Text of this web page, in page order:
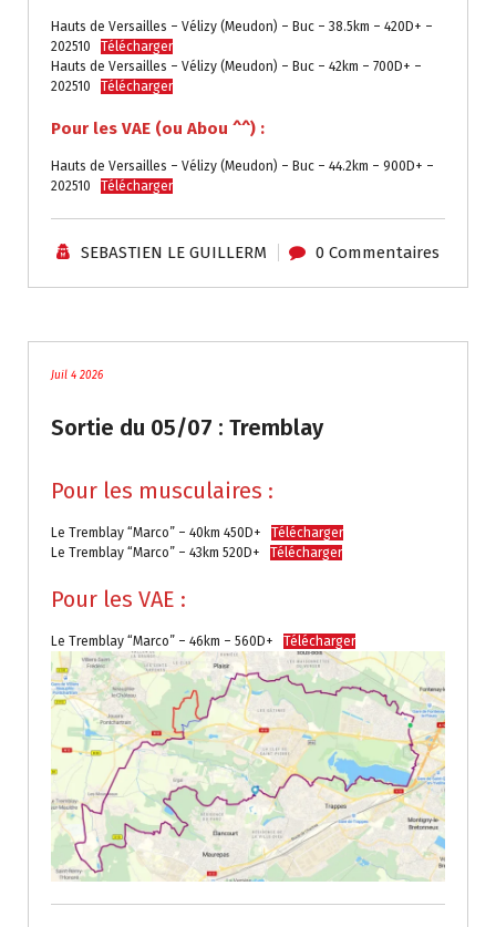
Hauts de Versailles – Vélizy (Meudon) – Buc – 38.5km – 420D+ –
202510
Télécharger
Hauts de Versailles – Vélizy (Meudon) – Buc – 42km – 700D+ –
202510
Télécharger
Pour les VAE (ou Abou ^^) :
Hauts de Versailles – Vélizy (Meudon) – Buc – 44.2km – 900D+ –
202510
Télécharger
SEBASTIEN LE GUILLERM 0 Commentaires
Juil 4 2026
Sortie du 05/07 : Tremblay
Pour les musculaires :
Le Tremblay “Marco” – 40km 450D+
Télécharger
Le Tremblay “Marco” – 43km 520D+
Télécharger
Pour les VAE :
Le Tremblay “Marco” – 46km – 560D+ Télécharger